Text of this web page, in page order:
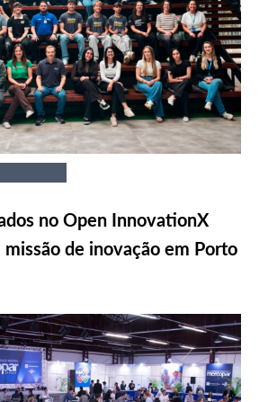
no Open InnovationX
de inovação em Porto